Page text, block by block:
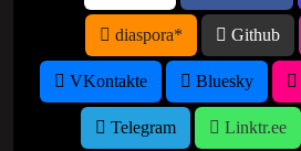
diaspora* Github
VKontakte Bluesky
Telegram Linktr.ee